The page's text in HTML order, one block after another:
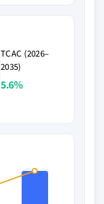
TCAC (2026–
2035)
5.6%